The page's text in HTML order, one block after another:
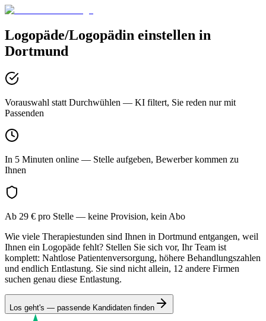
Logopäde/Logopädin einstellen in
Dortmund
Vorauswahl statt Durchwühlen — KI filtert, Sie reden nur mit
Passenden
In 5 Minuten online — Stelle aufgeben, Bewerber kommen zu
Ihnen
Ab 29 € pro Stelle — keine Provision, kein Abo
Wie viele Therapiestunden sind Ihnen in Dortmund entgangen, weil
Ihnen ein Logopäde fehlt? Stellen Sie sich vor, Ihr Team ist
komplett: Nahtlose Patientenversorgung, höhere Behandlungszahlen
und endlich Entlastung. Sie sind nicht allein, 12 andere Firmen
suchen genau diese Entlastung.
Los geht's — passende Kandidaten finden